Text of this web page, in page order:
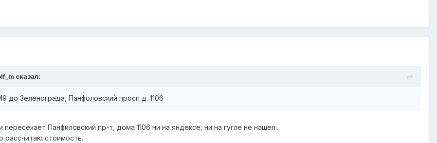
сказал:
до Зеленограда, Панфоловский просп д. 1106
пересекает Панфиловский пр-т, дома 1106 ни на яндексе, ни на гугле не нашел...
рассчитаю стоимость.